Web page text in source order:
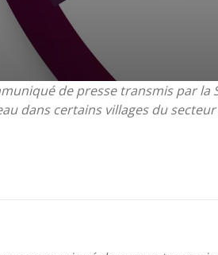
de presse transmis par la
dans certains villages du secteur